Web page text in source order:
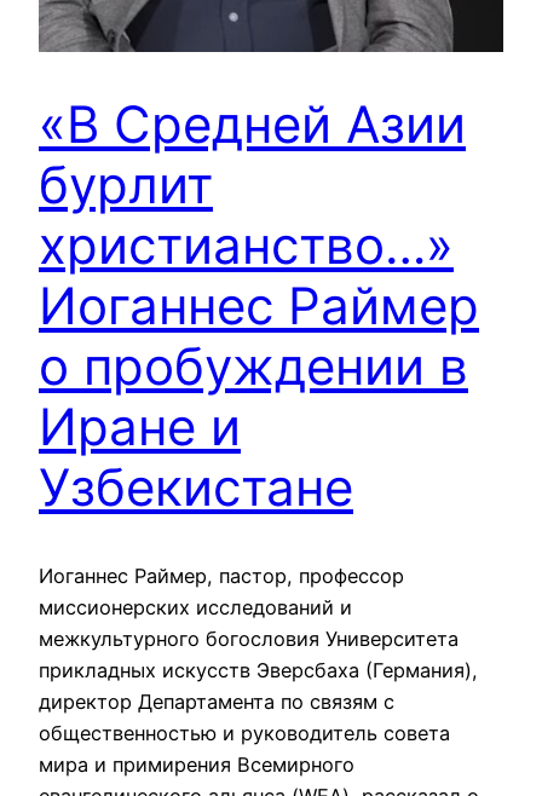
«В Средней Азии
бурлит
христианство…»
Иоганнес Раймер
о пробуждении в
Иране и
Узбекистане
Иоганнес Раймер, пастор, профессор
миссионерских исследований и
межкультурного богословия Университета
прикладных искусств Эверсбаха (Германия),
директор Департамента по связям с
общественностью и руководитель совета
мира и примирения Всемирного